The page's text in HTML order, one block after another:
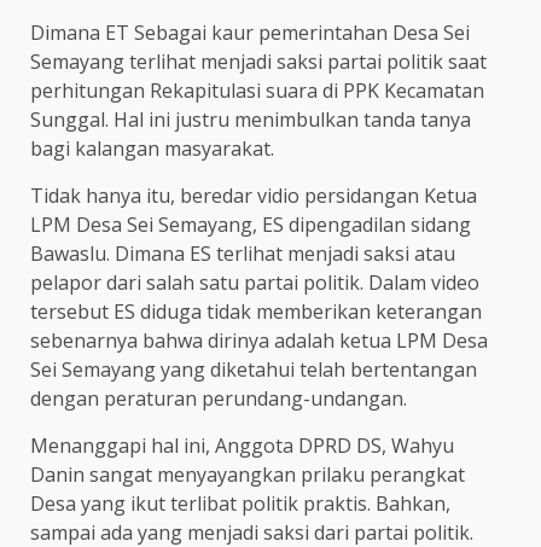
Dimana ET Sebagai kaur pemerintahan Desa Sei
Semayang terlihat menjadi saksi partai politik saat
perhitungan Rekapitulasi suara di PPK Kecamatan
Sunggal. Hal ini justru menimbulkan tanda tanya
bagi kalangan masyarakat.
Tidak hanya itu, beredar vidio persidangan Ketua
LPM Desa Sei Semayang, ES dipengadilan sidang
Bawaslu. Dimana ES terlihat menjadi saksi atau
pelapor dari salah satu partai politik. Dalam video
tersebut ES diduga tidak memberikan keterangan
sebenarnya bahwa dirinya adalah ketua LPM Desa
Sei Semayang yang diketahui telah bertentangan
dengan peraturan perundang-undangan.
Menanggapi hal ini, Anggota DPRD DS, Wahyu
Danin sangat menyayangkan prilaku perangkat
Desa yang ikut terlibat politik praktis. Bahkan,
sampai ada yang menjadi saksi dari partai politik.